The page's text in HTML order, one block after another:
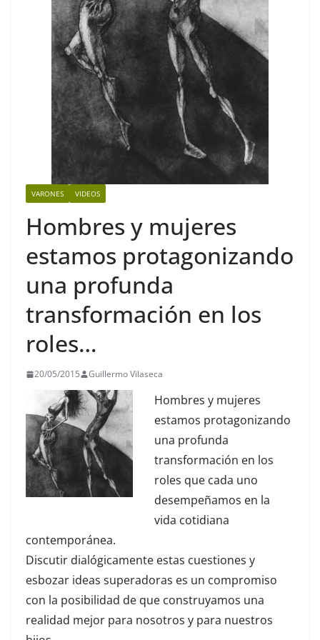
VARONES VIDEOS
Hombres y mujeres
estamos protagonizando
una profunda
transformación en los
roles…
20/05/2015 Guillermo Vilaseca
Hombres y mujeres
estamos protagonizando
una profunda
transformación en los
roles que cada uno
desempeñamos en la
vida cotidiana
contemporánea.
Discutir dialógicamente estas cuestiones y
esbozar ideas superadoras es un compromiso
con la posibilidad de que construyamos una
realidad mejor para nosotros y para nuestros